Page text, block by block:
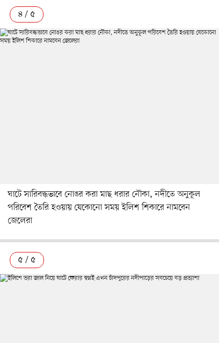
৪ / ৫
ঘাটে সারিবদ্ধভাবে নোঙর করা মাছ ধরার নৌকা, নদীতে অনুকূল
পরিবেশ তৈরি হওয়ায় যেকোনো সময় ইলিশ শিকারে নামবেন
জেলেরা
৫ / ৫